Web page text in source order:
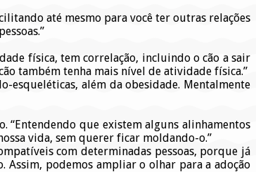
até mesmo para você ter outras relações
física, tem correlação, incluindo o cão a sair
também tenha mais nível de atividade física.”
esqueléticas, além da obesidade. Mentalmente
“Entendendo que existem alguns alinhamentos
vida, sem querer ficar moldando-o.”
com determinadas pessoas, porque já
Assim, podemos ampliar o olhar para a adoção